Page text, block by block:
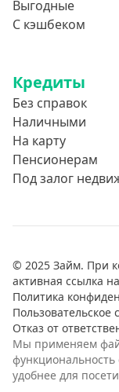
Выгодные
С кэшбеком
Кредиты
Без справок
Наличными
На карту
Пенсионерам
Под залог
© 2025 Займ. При
активная ссылка
Политика
Пользовательское
Отказ от
Мы применяем
функциональность
удобнее для